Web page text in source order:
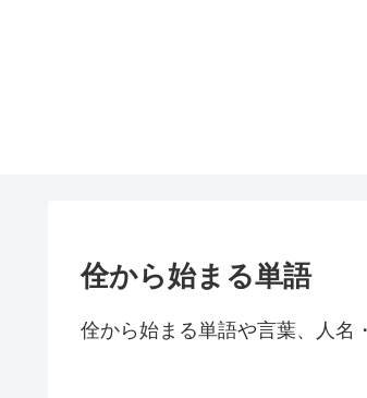
佺から始まる単語
佺から始まる単語や言葉、人名